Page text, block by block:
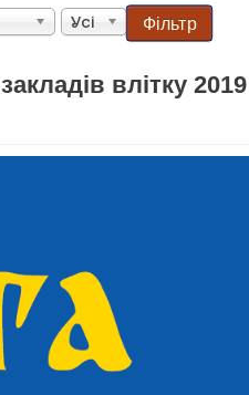
Усі Фільтр
влітку 2019